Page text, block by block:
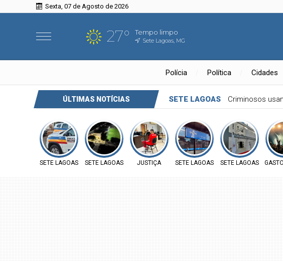
Sexta, 07 de Agosto de 2026
27° Tempo limpo
Sete Lagoas, MG
Polícia Política Cidades
ÚLTIMAS NOTÍCIAS SETE LAGOAS Criminosos
SETE LAGOAS SETE LAGOAS JUSTIÇA SETE LAGOAS SETE LAGOAS